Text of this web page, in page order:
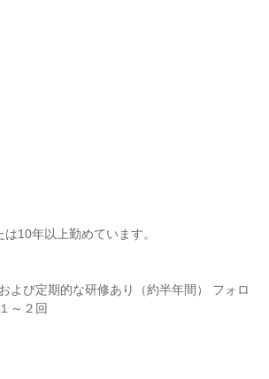
よび定期的な研修あり（約半年間） フォロ